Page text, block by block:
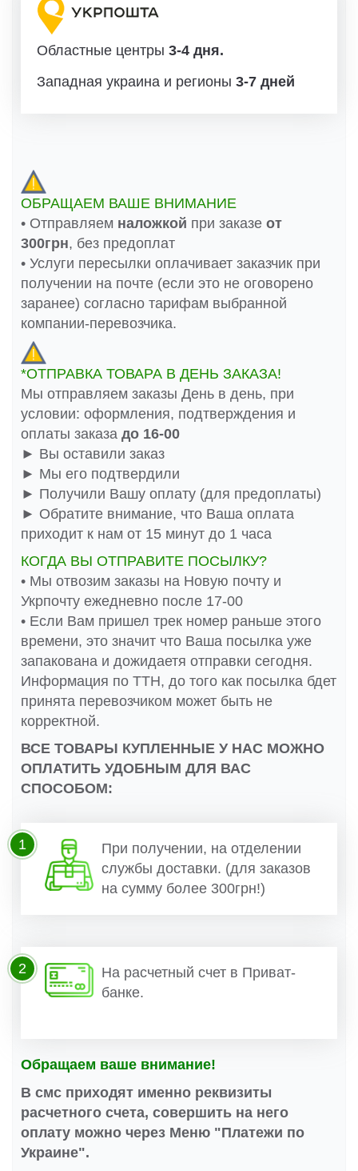
Областные центры 3-4 дня.
Западная украина и регионы 3-7 дней
ОБРАЩАЕМ ВАШЕ ВНИМАНИЕ
• Отправляем наложкой при заказе от
300грн, без предоплат
• Услуги пересылки оплачивает заказчик при
получении на почте (если это не оговорено
заранее) согласно тарифам выбранной
компании-перевозчика.
*ОТПРАВКА ТОВАРА В ДЕНЬ ЗАКАЗА!
Мы отправляем заказы День в день, при
условии: оформления, подтверждения и
оплаты заказа до 16-00
► Вы оставили заказ
► Мы его подтвердили
► Получили Вашу оплату (для предоплаты)
► Обратите внимание, что Ваша оплата
приходит к нам от 15 минут до 1 часа
КОГДА ВЫ ОТПРАВИТЕ ПОСЫЛКУ?
• Мы отвозим заказы на Новую почту и
Укрпочту ежедневно после 17-00
• Если Вам пришел трек номер раньше этого
времени, это значит что Ваша посылка уже
запакована и дожидаетя отправки сегодня.
Информация по ТТН, до того как посылка бдет
принята перевозчиком может быть не
корректной.
ВСЕ ТОВАРЫ КУПЛЕННЫЕ У НАС МОЖНО
ОПЛАТИТЬ УДОБНЫМ ДЛЯ ВАС
СПОСОБОМ:
При получении, на отделении
службы доставки. (для заказов
на сумму более 300грн!)
1
На расчетный счет в Приват-
банке.
2
Обращаем ваше внимание!
В смс приходят именно реквизиты
расчетного счета, совершить на него
оплату можно через Меню "Платежи по
Украине".